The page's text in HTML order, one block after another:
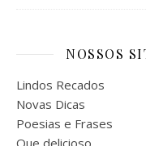
NOSSOS
Lindos Recados
Novas Dicas
Poesias e Frases
Que delicioso